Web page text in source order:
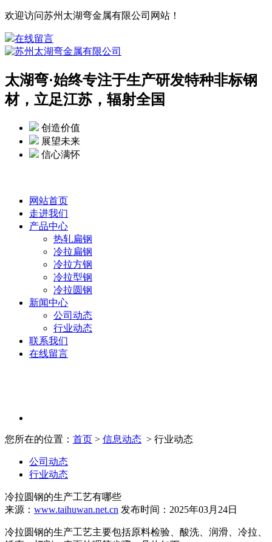
欢迎访问苏州太湖弯金属有限公司网站！
在线留言
太湖弯·始终专注于生产研发特种非标钢
材，立足江苏，辐射全国
创造价值
展望未来
信心满怀
网站首页
走进我们
产品中心
热轧扁钢
冷拉扁钢
冷拉方钢
冷拉型钢
冷拉圆钢
新闻中心
公司动态
行业动态
联系我们
在线留言
您所在的位置： 首页 > 信息动态 > 行业动态
公司动态
行业动态
冷拉圆钢的生产工艺有哪些
来源： www.taihuwan.net.cn 发布时间：2025年03月24日
冷拉圆钢的生产工艺主要包括原料检验、酸洗、润滑、冷拉、